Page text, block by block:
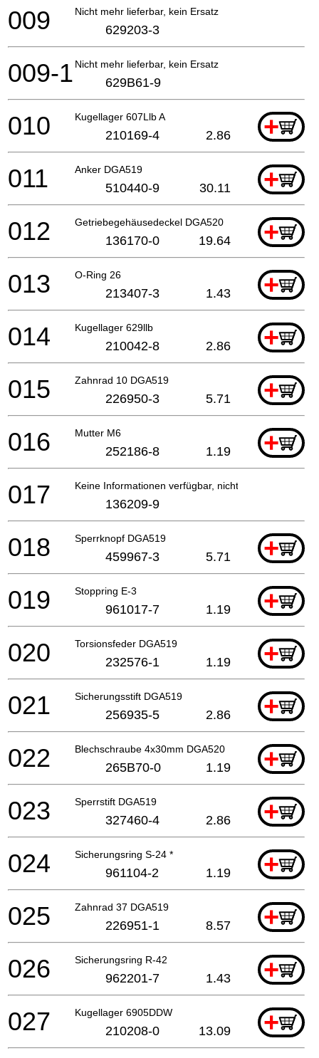
Nicht mehr lieferbar, kein Ersatz
009 629203-3
Nicht mehr lieferbar, kein Ersatz
009-1 629B61-9
Kugellager 607Llb A +
010 210169-4 2.86
Anker DGA519 +
011 510440-9 30.11
Getriebegehäusedeckel DGA520 +
012 136170-0 19.64
O-Ring 26 +
013 213407-3 1.43
Kugellager 629llb +
014 210042-8 2.86
Zahnrad 10 DGA519 +
015 226950-3 5.71
Mutter M6 +
016 252186-8 1.19
Keine Informationen verfügbar, nicht bestellbar
017 136209-9
Sperrknopf DGA519 +
018 459967-3 5.71
Stoppring E-3 +
019 961017-7 1.19
Torsionsfeder DGA519 +
020 232576-1 1.19
Sicherungsstift DGA519 +
021 256935-5 2.86
Blechschraube 4x30mm DGA520 +
022 265B70-0 1.19
Sperrstift DGA519 +
023 327460-4 2.86
Sicherungsring S-24 * +
024 961104-2 1.19
Zahnrad 37 DGA519 +
025 226951-1 8.57
Sicherungsring R-42 +
026 962201-7 1.43
Kugellager 6905DDW +
027 210208-0 13.09